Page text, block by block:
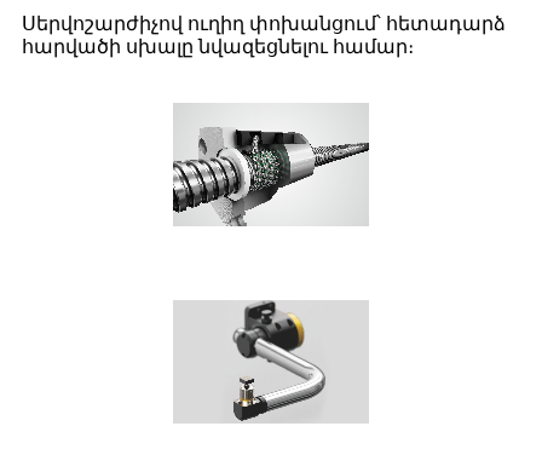
Սերվոշարժիչով ուղիղ փոխանցում՝ հետադարձ
հարվածի սխալը նվազեցնելու համար։